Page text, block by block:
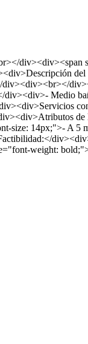
Medio
14px;">- A 5
weight: